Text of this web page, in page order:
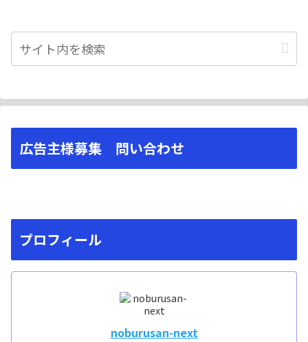
広告主様募集 問い合わせ
プロフィール
noburusan-next